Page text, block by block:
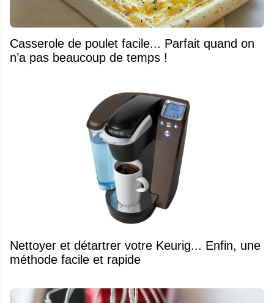
Casserole de poulet facile... Parfait quand on
n’a pas beaucoup de temps !
Nettoyer et détartrer votre Keurig... Enfin, une
méthode facile et rapide